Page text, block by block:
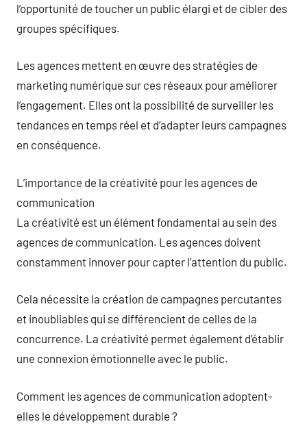
l’opportunité de toucher un public élargi et de cibler des
groupes spécifiques.
Les agences mettent en œuvre des stratégies de
marketing numérique sur ces réseaux pour améliorer
l’engagement. Elles ont la possibilité de surveiller les
tendances en temps réel et d’adapter leurs campagnes
en conséquence.
L’importance de la créativité pour les agences de
communication
La créativité est un élément fondamental au sein des
agences de communication. Les agences doivent
constamment innover pour capter l’attention du public.
Cela nécessite la création de campagnes percutantes
et inoubliables qui se différencient de celles de la
concurrence. La créativité permet également d’établir
une connexion émotionnelle avec le public.
Comment les agences de communication adoptent-
elles le développement durable ?